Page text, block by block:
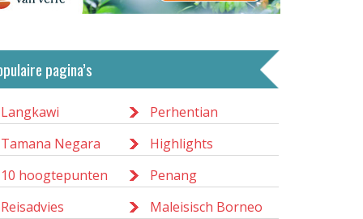
pagina’s
Langkawi
Perhentian
Tamana Negara
Highlights
10 hoogtepunten
Penang
Reisadvies
Maleisisch Borneo